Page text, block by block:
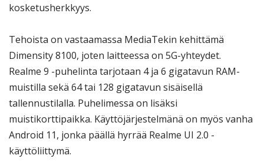
kosketusherkkyys.
Tehoista on vastaamassa MediaTekin kehittämä
Dimensity 8100, joten laitteessa on 5G-yhteydet.
Realme 9 -puhelinta tarjotaan 4 ja 6 gigatavun RAM-
muistilla sekä 64 tai 128 gigatavun sisäisellä
tallennustilalla. Puhelimessa on lisäksi
muistikorttipaikka. Käyttöjärjestelmänä on myös vanha
Android 11, jonka päällä hyrrää Realme UI 2.0 -
käyttöliittymä.